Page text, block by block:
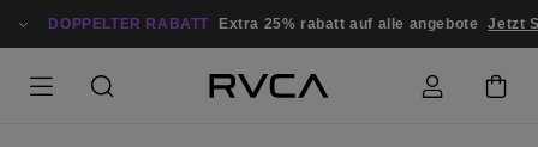
DOPPELTER RABATT Extra 25% rabatt auf alle angebote Jetzt